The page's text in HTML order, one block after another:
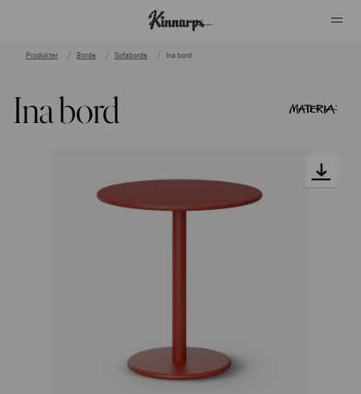
Produkter Borde Sofaborde Ina bord
Ina bord